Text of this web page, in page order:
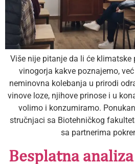
Više nije pitanje da li će
vinogorja kakve poznajemo,
neminovna kolebanja u prirodi
vinove loze, njihove prinose i u
volimo i konzumiramo.
stručnjaci sa Biotehničkog
sa partnerima
Besplatna